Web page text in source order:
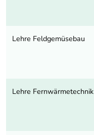
Lehre Feldgemüsebau
Lehre Fernwärmetechnik